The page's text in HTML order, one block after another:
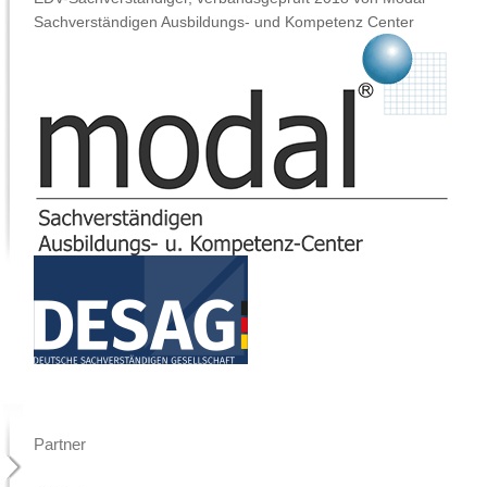
Sachverständigen Ausbildungs- und Kompetenz Center
Partner